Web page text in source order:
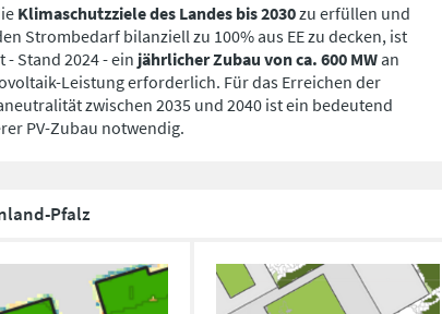
Klimaschutzziele des Landes bis 2030zu erfüllen und
Strombedarf bilanziell zu 100% aus EE zu decken, ist
- Stand 2024 - ein jährlicher Zubau von ca. 600 MWan
Leistung erforderlich. Für das Erreichen der
zwischen 2035 und 2040 ist ein bedeutend
PV-Zubau notwendig.
Pfalz